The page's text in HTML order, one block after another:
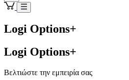
Logi Options+
Logi Options+
Βελτιώστε την εμπειρία σας